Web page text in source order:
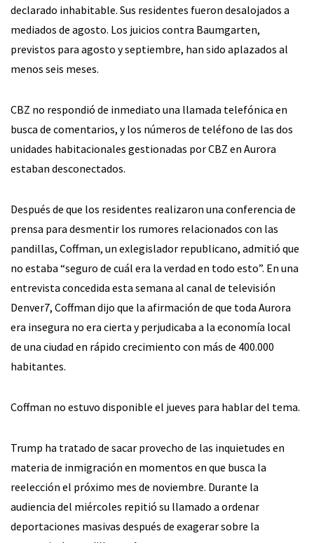
declarado inhabitable. Sus residentes fueron desalojados a
mediados de agosto. Los juicios contra Baumgarten,
previstos para agosto y septiembre, han sido aplazados al
menos seis meses.
CBZ no respondió de inmediato una llamada telefónica en
busca de comentarios, y los números de teléfono de las dos
unidades habitacionales gestionadas por CBZ en Aurora
estaban desconectados.
Después de que los residentes realizaron una conferencia de
prensa para desmentir los rumores relacionados con las
pandillas, Coffman, un exlegislador republicano, admitió que
no estaba “seguro de cuál era la verdad en todo esto”. En una
entrevista concedida esta semana al canal de televisión
Denver7, Coffman dijo que la afirmación de que toda Aurora
era insegura no era cierta y perjudicaba a la economía local
de una ciudad en rápido crecimiento con más de 400.000
habitantes.
Coffman no estuvo disponible el jueves para hablar del tema.
Trump ha tratado de sacar provecho de las inquietudes en
materia de inmigración en momentos en que busca la
reelección el próximo mes de noviembre. Durante la
audiencia del miércoles repitió su llamado a ordenar
deportaciones masivas después de exagerar sobre la